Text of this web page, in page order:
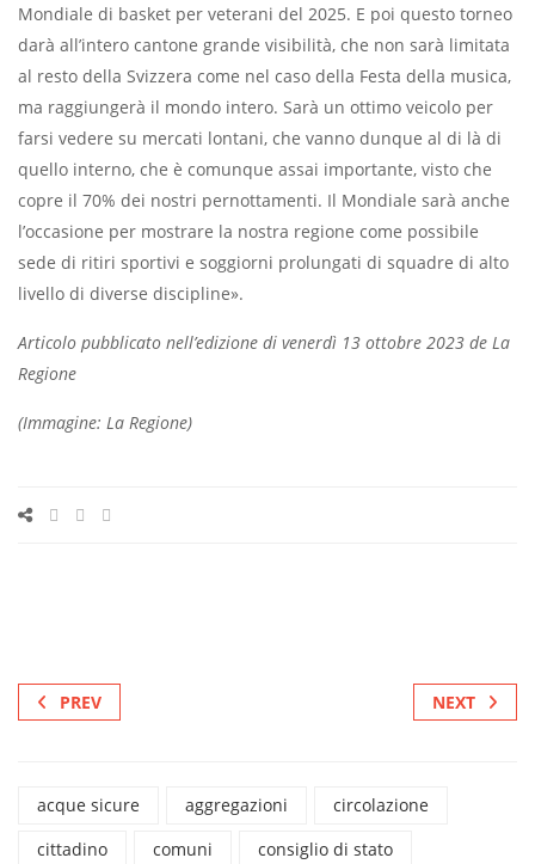
Mondiale di basket per veterani del 2025. E poi questo torneo
darà all’intero cantone grande visibilità, che non sarà limitata
al resto della Svizzera come nel caso della Festa della musica,
ma raggiungerà il mondo intero. Sarà un ottimo veicolo per
farsi vedere su mercati lontani, che vanno dunque al di là di
quello interno, che è comunque assai importante, visto che
copre il 70% dei nostri pernottamenti. Il Mondiale sarà anche
l’occasione per mostrare la nostra regione come possibile
sede di ritiri sportivi e soggiorni prolungati di squadre di alto
livello di diverse discipline».
Articolo pubblicato nell’edizione di venerdì 13 ottobre 2023 de La
Regione
(Immagine: La Regione)
PREV NEXT
acque sicure aggregazioni
circolazione
cittadino
comuni
consiglio di stato